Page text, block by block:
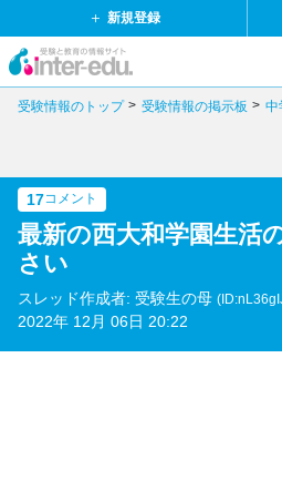
新規登録
受験情報のトップ 受験情報の掲示板 中
17コメント
最新の西大和学園生活
さい
スレッド作成者: 受験生の母
2022年 12月 06日 20:22